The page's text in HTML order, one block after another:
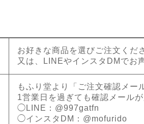
お好きな商品を選びご注文くだ
又は、LINEやインスタDMでお
もふり堂より「ご注文確認メー
1営業日を過ぎても確認メール
◯LINE：@997gatfn
◯インスタDM：@mofurido